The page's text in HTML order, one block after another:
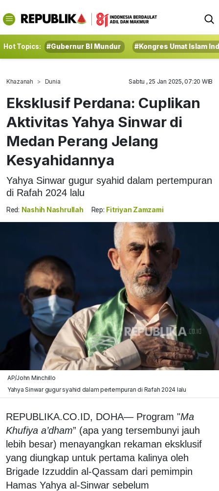
Hot Topics: #Gubernur BI Mundur #Kongres Umat Islam
Khazanah Dunia Sabtu , 25 Jan 2025, 07:20 WIB
Eksklusif Perdana: Cuplikan
Aktivitas Yahya Sinwar di
Medan Perang Jelang
Kesyahidannya
Yahya Sinwar gugur syahid dalam pertempuran
di Rafah 2024 lalu
Red: Nashih Nashrullah Rep: Fitriyan Zamzami
AP/John Minchillo
Yahya Sinwar gugur syahid dalam pertempuran di Rafah 2024 lalu
REPUBLIKA.CO.ID, DOHA— Program "Ma
Khufiya a’dham” (apa yang tersembunyi jauh
lebih besar) menayangkan rekaman eksklusif
yang diungkap untuk pertama kalinya oleh
Brigade Izzuddin al-Qassam dari pemimpin
Hamas Yahya al-Sinwar sebelum